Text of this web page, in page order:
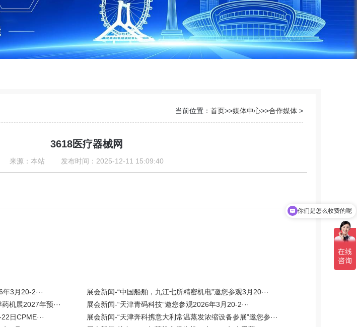
当前位置： 首页>>媒体中心>>合作媒体 >
3618医疗器械网
来源：本站 发布时间：2025-12-11 15:09:40
3月20-2···
展会新闻-“中国船舶，九江七所精密机电”邀您参观3月20···
机展2027年预···
展会新闻-“天津青码科技”邀您参观2026年3月20-2···
日CPME···
展会新闻-“天津奔科携意大利常温蒸发浓缩设备参展”邀您参···
你们是怎么收费的呢